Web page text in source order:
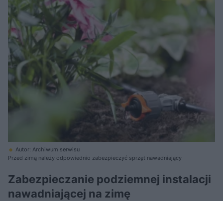
Autor: Archiwum serwisu
Przed zimą należy odpowiednio zabezpieczyć sprzęt nawadniający
Zabezpieczanie podziemnej instalacji
nawadniającej na zimę